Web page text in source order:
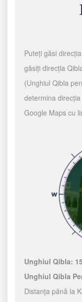
Puteți găsi
găsiți direcția
(Unghiul Qibla
determina
Google Maps cu
Unghiul Qibla:
Unghiul Qibla
Distanța până la